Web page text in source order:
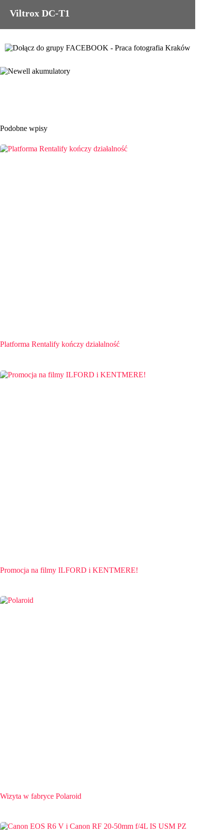
Viltrox DC-T1
Podobne wpisy
Platforma Rentalify kończy działalność
Promocja na filmy ILFORD i KENTMERE!
Wizyta w fabryce Polaroid